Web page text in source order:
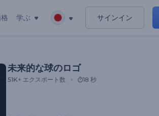
学ぶ サインイン
未来的な球のロゴ
51K+ エクスポート数 18 秒